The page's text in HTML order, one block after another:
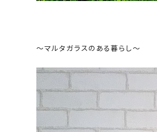
～マルタガラスのある暮らし～